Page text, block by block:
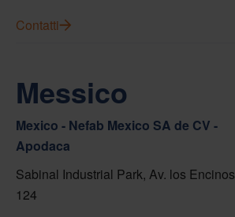
Contatti
Messico
Mexico - Nefab Mexico SA de CV -
Apodaca
Sabinal Industrial Park, Av. los Encinos
124